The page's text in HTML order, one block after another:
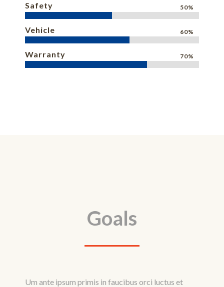
Safety 50%
Vehicle 60%
Warranty 70%
Goals
Um ante ipsum primis in faucibus orci luctus et